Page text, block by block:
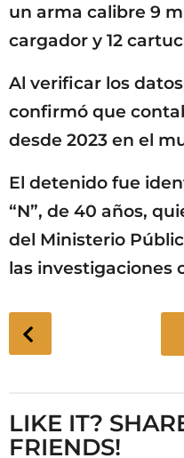
un arma calibre 9
cargador y 12
Al verificar los
confirmó que
desde 2023 en el
El detenido fue
“N”, de 40 años,
del Ministerio
las investigaciones
P
o
P
a
LIKE IT?
FRIENDS!